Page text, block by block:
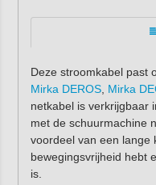
Deze stroomkabel past
Mirka DEROS, Mirka
netkabel is verkrijgbaar
met de schuurmachine
voordeel van een lange
bewegingsvrijheid hebt
is.